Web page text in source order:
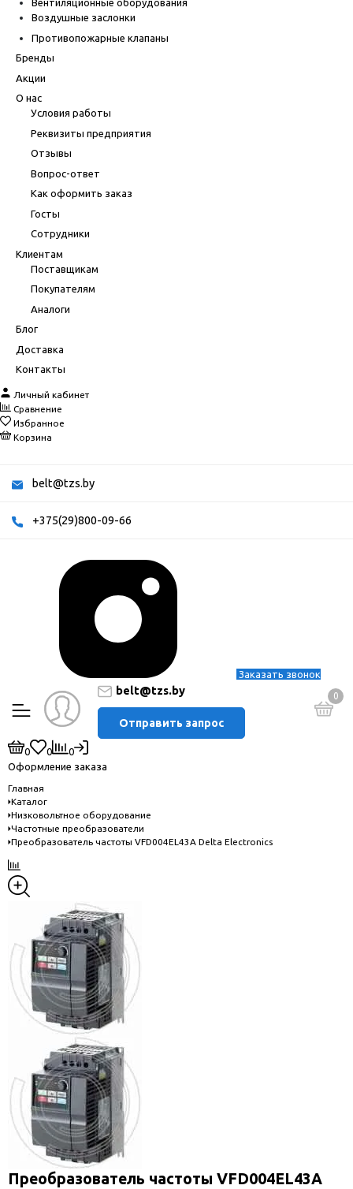
Вентиляционные оборудования
Воздушные заслонки
Противопожарные клапаны
Бренды
Акции
О нас
Условия работы
Реквизиты предприятия
Отзывы
Вопрос-ответ
Как оформить заказ
Госты
Сотрудники
Клиентам
Поставщикам
Покупателям
Аналоги
Блог
Доставка
Контакты
Личный кабинет
Сравнение
Избранное
Корзина
belt@tzs.by
+375(29)800-09-66
Заказать звонок
belt@tzs.by
Отправить запрос
0
0 0
0
Оформление заказа
Главная
Каталог
Низковольтное оборудование
Частотные преобразователи
Преобразователь частоты VFD004EL43A Delta Electronics
Преобразователь частоты VFD004EL43A